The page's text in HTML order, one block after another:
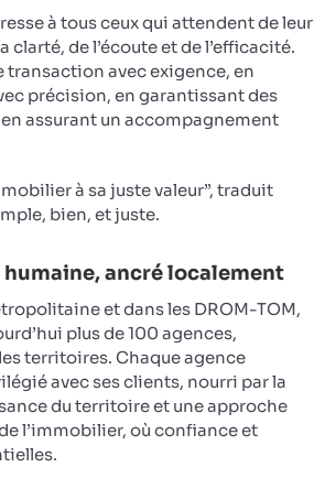
à tous ceux qui attendent de leur
de l’écoute et de l’efficacité.
transaction avec exigence, en
précision, en garantissant des
assurant un accompagnement
à sa juste valeur”, traduit
bien, et juste.
humaine, ancré localement
et dans les DROM-TOM,
plus de 100 agences,
territoires. Chaque agence
avec ses clients, nourri par la
du territoire et une approche
l’immobilier, où confiance et